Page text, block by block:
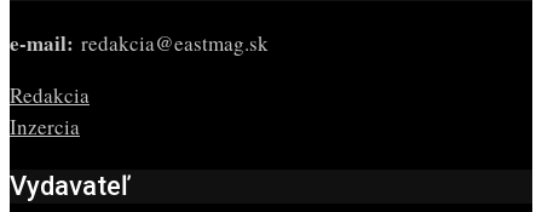
e-mail: redakcia@eastmag.sk
Redakcia
Inzercia
Vydavateľ